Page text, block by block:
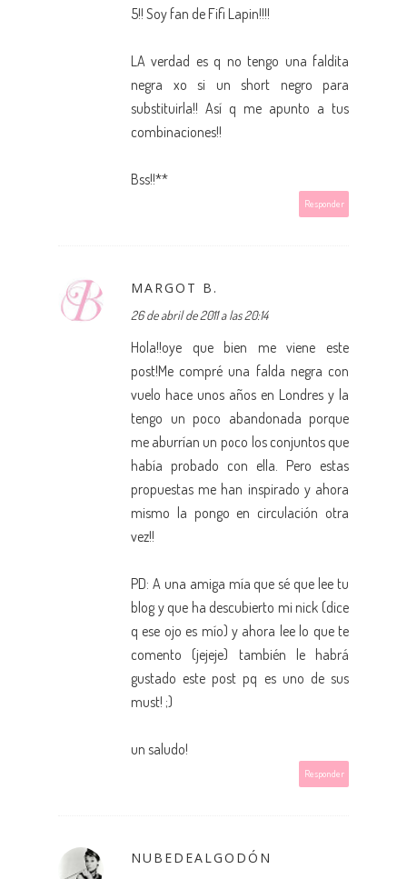
5!! Soy fan de Fifi Lapin!!!!
LA verdad es q no tengo una faldita
negra xo si un short negro para
substituirla!! Así q me apunto a tus
combinaciones!!
Bss!!**
Responder
MARGOT B.
26 de abril de 2011 a las 20:14
Hola!!oye que bien me viene este
post!Me compré una falda negra con
vuelo hace unos años en Londres y la
tengo un poco abandonada porque
me aburrían un poco los conjuntos que
había probado con ella. Pero estas
propuestas me han inspirado y ahora
mismo la pongo en circulación otra
vez!!
PD: A una amiga mía que sé que lee tu
blog y que ha descubierto mi nick (dice
q ese ojo es mío) y ahora lee lo que te
comento (jejeje) también le habrá
gustado este post pq es uno de sus
must! ;)
un saludo!
Responder
NUBEDEALGODÓN